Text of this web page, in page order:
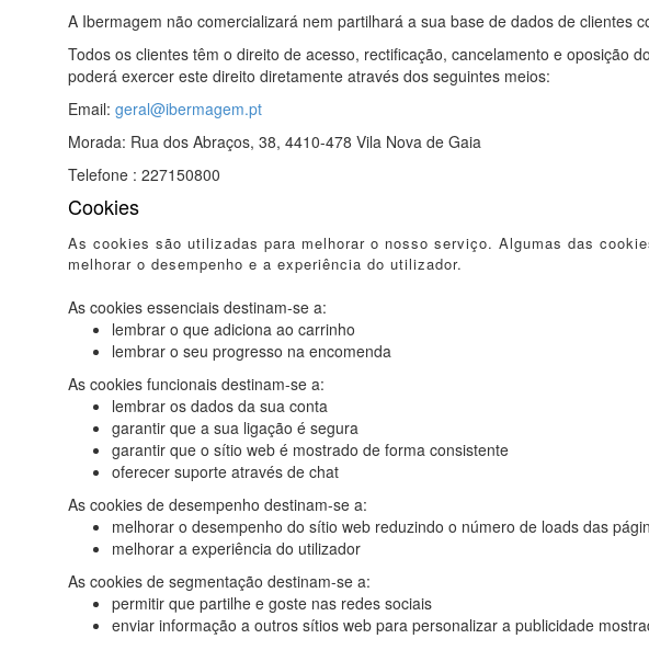
A Ibermagem não comercializará nem partilhará a sua base de dados de clientes
Todos os clientes têm o direito de acesso, rectificação, cancelamento e oposição
poderá exercer este direito diretamente através dos seguintes meios:
Email: geral@ibermagem.pt
Morada: Rua dos Abraços, 38, 4410-478 Vila Nova de Gaia
Telefone : 227150800
Cookies
As cookies são utilizadas para melhorar o nosso serviço. Algumas das
melhorar o desempenho e a experiência do utilizador.
As cookies essenciais destinam-se a:
lembrar o que adiciona ao carrinho
lembrar o seu progresso na encomenda
As cookies funcionais destinam-se a:
lembrar os dados da sua conta
garantir que a sua ligação é segura
garantir que o sítio web é mostrado de forma consistente
oferecer suporte através de chat
As cookies de desempenho destinam-se a:
melhorar o desempenho do sítio web reduzindo o número de loads das
melhorar a experiência do utilizador
As cookies de segmentação destinam-se a:
permitir que partilhe e goste nas redes sociais
enviar informação a outros sítios web para personalizar a publicidade